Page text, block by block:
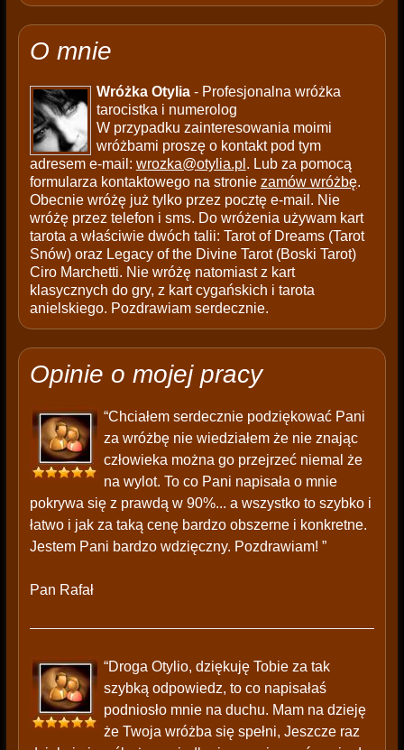
O mnie
Wróżka Otylia- Profesjonalna wróżka
tarocistka i numerolog
W przypadku zainteresowania moimi
wróżbami proszę o kontakt pod tym
adresem e-mail: wrozka@otylia.pl . Lub za pomocą
formularza kontaktowego na stronie zamów wróżbę.
Obecnie wróżę już tylko przez pocztę e-mail. Nie
wróżę przez telefon i sms. Do wróżenia używam kart
tarota a właściwie dwóch talii: Tarot of Dreams (Tarot
Snów) oraz Legacy of the Divine Tarot (Boski Tarot)
Ciro Marchetti. Nie wróżę natomiast z kart
klasycznych do gry, z kart cygańskich i tarota
anielskiego. Pozdrawiam serdecznie.
Opinie o mojej pracy
“Chciałem serdecznie podziękować Pani
za wróżbę nie wiedziałem że nie znając
człowieka można go przejrzeć niemal że
na wylot. To co Pani napisała o mnie
pokrywa się z prawdą w 90%... a wszystko to szybko i
łatwo i jak za taką cenę bardzo obszerne i konkretne.
Jestem Pani bardzo wdzięczny. Pozdrawiam! ”
Pan Rafał
“Droga Otylio, dziękuję Tobie za tak
szybką odpowiedz, to co napisałaś
podniosło mnie na duchu. Mam na dzieję
że Twoja wróżba się spełni, Jeszcze raz